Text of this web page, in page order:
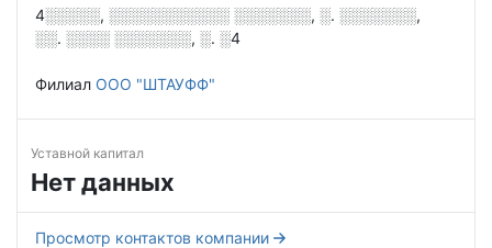
4░░░░░, ░░░░░░░░░░░ ░░░░░░░, ░. ░░░░░░░,
░░. ░░░░ ░░░░░░░, ░. ░4
Филиал ООО "ШТАУФФ"
Уставной капитал
Нет данных
Просмотр контактов компании